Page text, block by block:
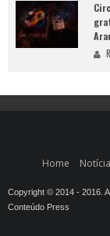
Home
Copyright © 2014 - 2016.
Conteúdo Press